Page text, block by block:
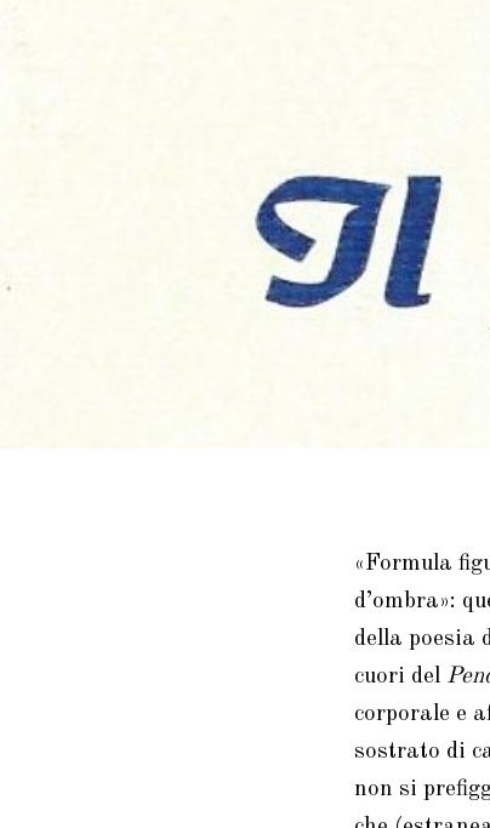
«Formula
d’ombra»:
della poesia
cuori del
corporale e
sostrato di
non si